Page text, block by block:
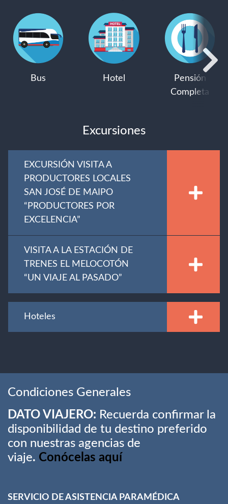
Bus Hotel
Pensión
Completa
Excursiones
EXCURSIÓN VISITA A
PRODUCTORES LOCALES
SAN JOSÉ DE MAIPO
“PRODUCTORES POR
EXCELENCIA”
VISITA A LA ESTACIÓN DE
TRENES EL MELOCOTÓN
“UN VIAJE AL PASADO”
Hoteles
Condiciones Generales
DATO VIAJERO: Recuerda confirmar la
disponibilidad de tu destino preferido
con nuestras agencias de
viaje. Conócelas aquí
SERVICIO DE ASISTENCIA PARAMÉDICA